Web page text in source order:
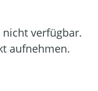
verfügbar.
aufnehmen.